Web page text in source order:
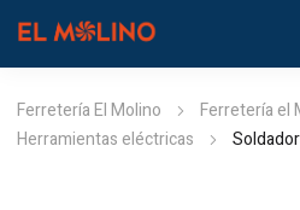
Ferretería El Molino Ferretería el
Herramientas eléctricas